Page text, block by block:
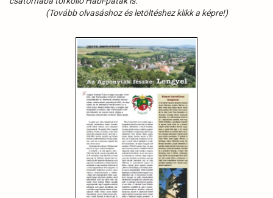
(Tovább olvasáshoz és letöltéshez klikk a képre!)